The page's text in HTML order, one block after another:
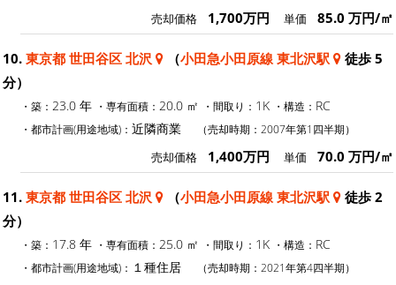
売却価格 1,700万円 単価 85.0 万円/㎡
10. 東京都 世田谷区 北沢 （小田急小田原線 東北沢駅
徒歩 5
分）
・築： 23.0 年 ・専有面積： 20.0 ㎡ ・間取り： 1K ・構造： RC
・都市計画(用途地域)： 近隣商業 （売却時期：2007年第1四半期）
売却価格 1,400万円 単価 70.0 万円/㎡
11. 東京都 世田谷区 北沢 （小田急小田原線 東北沢駅
徒歩 2
分）
・築： 17.8 年 ・専有面積： 25.0 ㎡ ・間取り： 1K ・構造： RC
・都市計画(用途地域)： １種住居 （売却時期：2021年第4四半期）